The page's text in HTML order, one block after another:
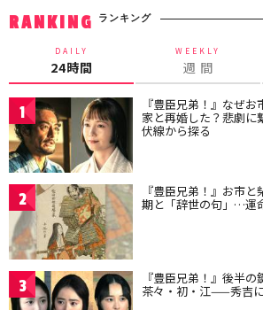
RANKING ランキング
DAILY
24時間
WEEKLY
週 間
1 『豊臣兄弟！』なぜ
家と再婚した？悲劇に
伏線から探る
2 『豊臣兄弟！』お市
期と「辞世の句」…運
3 『豊臣兄弟！』後半の
茶々・初・江——秀吉